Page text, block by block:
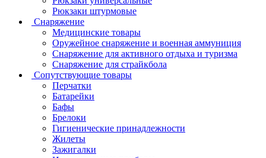
Рюкзаки штурмовые
Снаряжение
Медицинские товары
Оружейное снаряжение и военная аммуниция
Снаряжение для активного отдыха и туризма
Снаряжение для страйкбола
Сопутствующие товары
Перчатки
Батарейки
Бафы
Брелоки
Гигиенические принадлежности
Жилеты
Зажигалки